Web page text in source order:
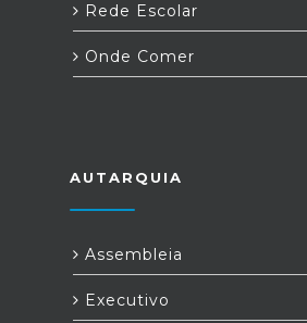
Rede Escolar
Onde Comer
AUTARQUIA
Assembleia
Executivo